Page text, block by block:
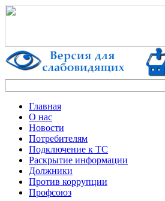
Главная
О нас
Новости
Потребителям
Подключение к ТС
Раскрытие информации
Должники
Против коррупции
Профсоюз